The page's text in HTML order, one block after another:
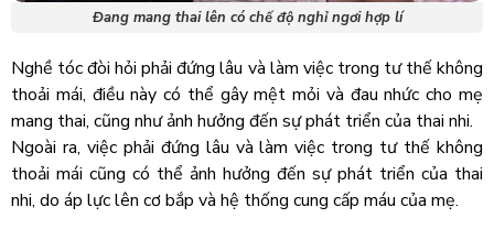
Đang mang thai lên có chế độ nghỉ ngơi hợp lí
Nghề tóc đòi hỏi phải đứng lâu và làm việc trong tư thế không
thoải mái, điều này có thể gây mệt mỏi và đau nhức cho mẹ
mang thai, cũng như ảnh hưởng đến sự phát triển của thai nhi.
Ngoài ra, việc phải đứng lâu và làm việc trong tư thế không
thoải mái cũng có thể ảnh hưởng đến sự phát triển của thai
nhi, do áp lực lên cơ bắp và hệ thống cung cấp máu của mẹ.